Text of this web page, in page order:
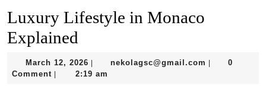
Luxury Lifestyle in Monaco
Explained
March 12, 2026 March
12,
nekolagsc@gmail.com
0
Comment
2:19 am